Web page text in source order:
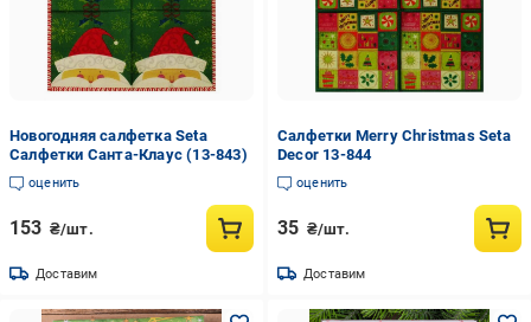
Новогодняя салфетка Seta
Салфетки Санта-Клаус (13-843)
оценить
153 ₴/шт.
Доставим
Салфетки Merry Christmas Seta
Decor 13-844
оценить
35 ₴/шт.
Доставим